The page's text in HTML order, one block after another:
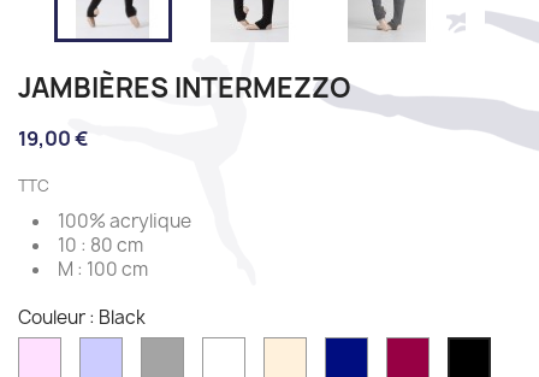
JAMBIÈRES INTERMEZZO
19,00 €
TTC
100% acrylique
10 : 80 cm
M : 100 cm
Couleur : Black